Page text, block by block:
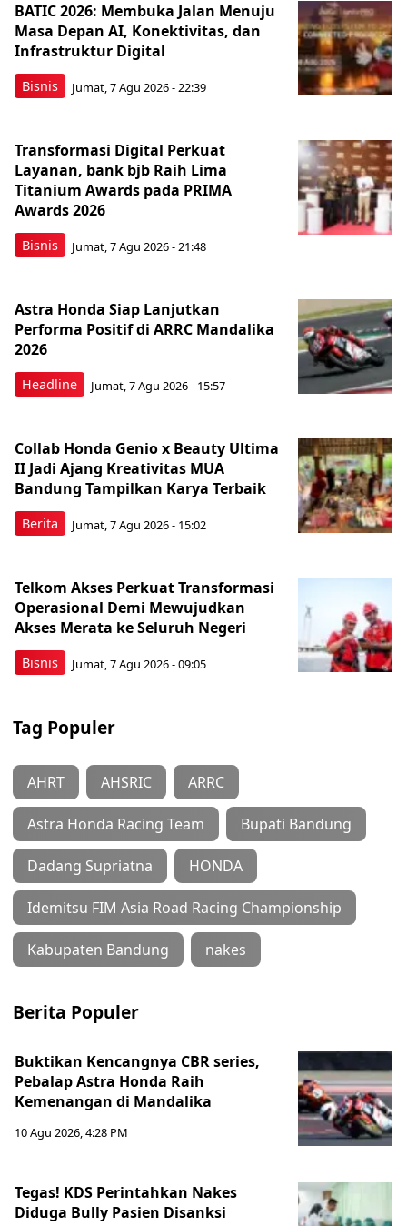
Bisnis
BATIC 2026: Membuka Jalan Menuju
Masa Depan AI, Konektivitas, dan
Infrastruktur Digital
Jumat, 7 Agu 2026 - 22:39
Bisnis
Transformasi Digital Perkuat
Layanan, bank bjb Raih Lima
Titanium Awards pada PRIMA
Awards 2026
Jumat, 7 Agu 2026 - 21:48
Headline
Astra Honda Siap Lanjutkan
Performa Positif di ARRC Mandalika
2026
Jumat, 7 Agu 2026 - 15:57
Berita
Collab Honda Genio x Beauty Ultima
II Jadi Ajang Kreativitas MUA
Bandung Tampilkan Karya Terbaik
Jumat, 7 Agu 2026 - 15:02
Bisnis
Telkom Akses Perkuat Transformasi
Operasional Demi Mewujudkan
Akses Merata ke Seluruh Negeri
Jumat, 7 Agu 2026 - 09:05
Tag Populer
AHRT AHSRIC ARRC
Astra Honda Racing Team Bupati Bandung
Dadang Supriatna HONDA
Idemitsu FIM Asia Road Racing Championship
Kabupaten Bandung nakes
Berita Populer
Buktikan Kencangnya CBR series,
Pebalap Astra Honda Raih
Kemenangan di Mandalika
10 Agu 2026, 4:28 PM
Tegas! KDS Perintahkan Nakes
Diduga Bully Pasien Disanksi